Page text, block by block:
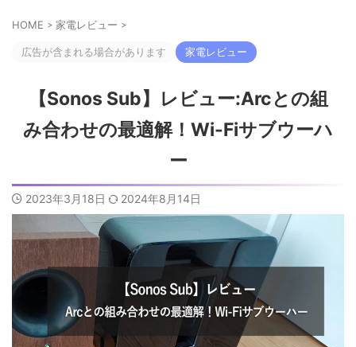
HOME > 家電レビュー >
広告が含まれる場合があります 家電レビュー
【Sonos Sub】レビュー:Arcとの組
み合わせの最適解！Wi-Fiサブウーハ
ー
2023年3月18日 2024年8月14日